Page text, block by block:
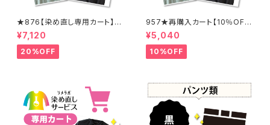
★876【染め直し専用カート】8
900円
¥7,120
20%OFF
957★再購入カート【10％OF
F】
¥5,040
10%OFF